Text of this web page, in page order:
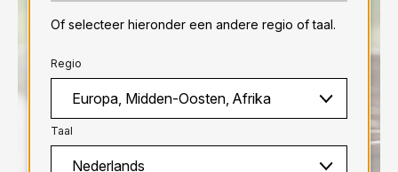
Of selecteer hieronder een andere regio of taal.
Regio
Taal